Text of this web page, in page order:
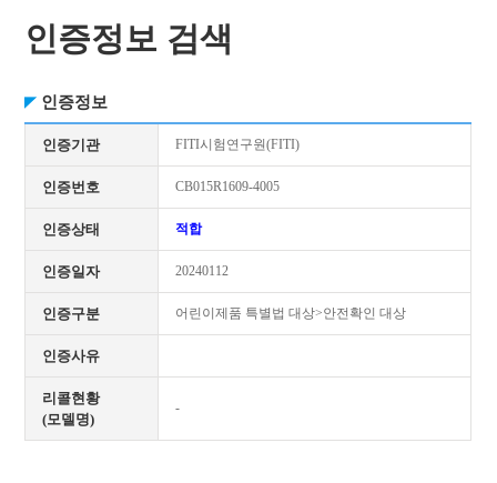
인증정보 검색
인증정보
인증기관 FITI시험연구원(FITI)
인증번호 CB015R1609-4005
인증상태 적합
인증일자 20240112
인증구분 어린이제품 특별법 대상>안전확인 대상
인증사유
리콜현황
(모델명)
-